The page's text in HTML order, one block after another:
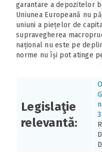
garantare a depozitelor
Uniunea Europeană nu
uniuni a piețelor de
supravegherea
național nu este pe
norme nu își pot atinge
Legislaţie
relevantă: